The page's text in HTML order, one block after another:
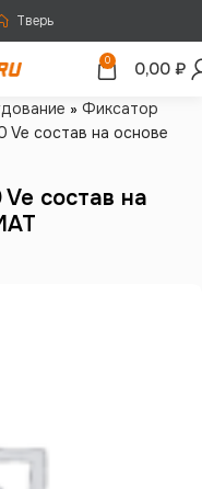
Тверь
0 0,00 ₽
» Фиксатор
Ve состав на основе
состав на